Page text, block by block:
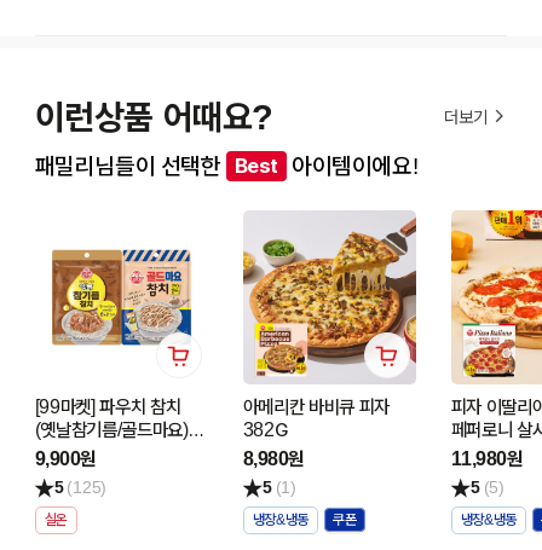
이런상품 어때요? 더보기
패밀리님들이 선택한 Best 아이템이에요!
[99마켓] 파우치 참치
(옛날참기름/골드마요)
5개 골라담기
9,900원
5(125)
실온
아메리칸 바비큐 피자
382G
8,980원
5 (1)
냉장&냉동
피자 이딸리
페퍼로니 살
11,980원
5 (5)
냉장&냉동